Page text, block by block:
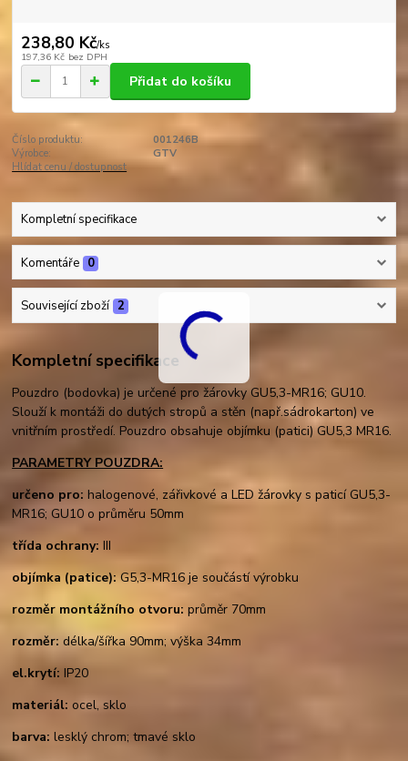
238,80 Kč/ks
197,36 Kč bez DPH
Přidat do košíku
Číslo produktu:
001246B
Výrobce:
GTV
Hlídat cenu / dostupnost
Kompletní specifikace
Komentáře 0
Související zboží 2
Kompletní specifikace
Pouzdro (bodovka) je určené pro žárovky GU5,3-MR16; GU10.
Slouží k montáži do dutých stropů a stěn (např.sádrokarton) ve
vnitřním prostředí. Pouzdro obsahuje objímku (patici) GU5,3 MR16.
PARAMETRY POUZDRA:
určeno pro:halogenové, zářivkové a LED žárovky s paticí GU5,3-
MR16; GU10 o průměru 50mm
třída ochrany: III
objímka (patice):G5,3-MR16 je součástí výrobku
rozměr montážního otvoru:průměr 70mm
rozměr: délka/šířka 90mm; výška 34mm
el.krytí: IP20
materiál: ocel, sklo
barva:lesklý chrom; tmavé sklo